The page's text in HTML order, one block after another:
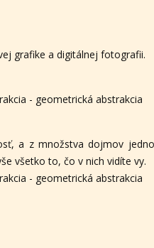
grafike a digitálnej fotografii.
- geometrická abstrakcia
a z množstva dojmov
všetko to, čo v nich vidíte vy.
- geometrická abstrakcia